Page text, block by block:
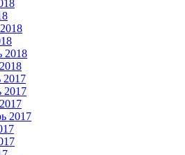
2018
2017
2017
2017